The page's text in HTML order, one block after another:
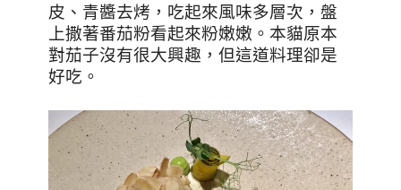
皮、青醬去烤，吃起來風味多層次，盤
上撒著番茄粉看起來粉嫩嫩。本貓原本
對茄子沒有很大興趣，但這道料理卻是
好吃。